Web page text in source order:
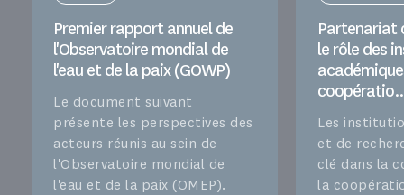
Premier rapport annuel de
l'Observatoire mondial de
l'eau et de la paix (GOWP)
Le document suivant
présente les perspectives des
acteurs réunis au sein de
l'Observatoire mondial de
l'eau et de la paix (OMEP).
Partenariat
le rôle des
Les
et de
clé dans la
la